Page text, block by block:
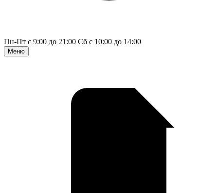
Пн-Пт с 9:00 до 21:00 Сб с 10:00 до 14:00
Меню